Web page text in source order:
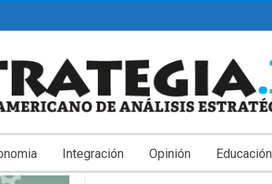
Integración Opinión Educación